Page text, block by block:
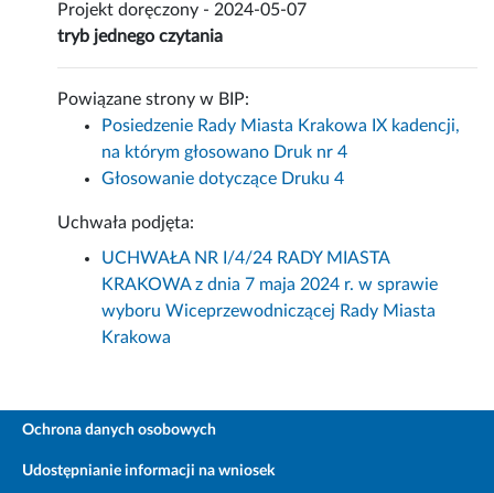
Projekt doręczony - 2024-05-07
tryb jednego czytania
Powiązane strony w BIP:
Posiedzenie Rady Miasta Krakowa IX kadencji,
na którym głosowano Druk nr 4
Głosowanie dotyczące Druku 4
Uchwała podjęta:
UCHWAŁA NR I/4/24 RADY MIASTA
KRAKOWA z dnia 7 maja 2024 r. w sprawie
wyboru Wiceprzewodniczącej Rady Miasta
Krakowa
Ochrona danych osobowych
Udostępnianie informacji na wniosek